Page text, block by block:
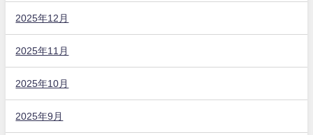
2025年12月
2025年11月
2025年10月
2025年9月